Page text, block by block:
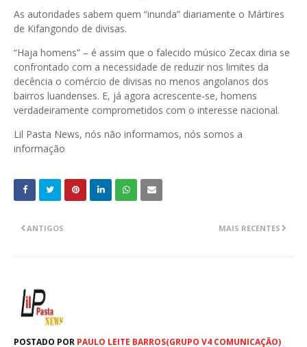
As autoridades sabem quem “inunda” diariamente o Mártires
de Kifangondo de divisas.
“Haja homens” – é assim que o falecido músico Zecax diria se
confrontado com a necessidade de reduzir nos limites da
decência o comércio de divisas no menos angolanos dos
bairros luandenses. E, já agora acrescente-se, homens
verdadeiramente comprometidos com o interesse nacional.
Lil Pasta News, nós não informamos, nós somos a
informação
MAIS RECENTES
ANTIGOS
POSTADO POR PAULO LEITE BARROS(GRUPO V4 COMUNICAÇÃO)